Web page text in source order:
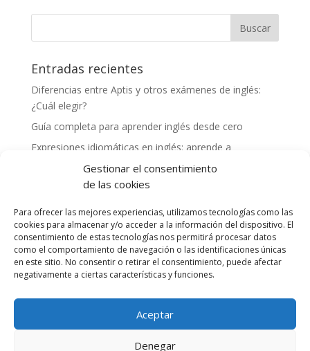
Gestionar el consentimiento
de las cookies
Para ofrecer las mejores experiencias, utilizamos tecnologías como las
cookies para almacenar y/o acceder a la información del dispositivo. El
consentimiento de estas tecnologías nos permitirá procesar datos
como el comportamiento de navegación o las identificaciones únicas
en este sitio. No consentir o retirar el consentimiento, puede afectar
negativamente a ciertas características y funciones.
Aceptar
Denegar
Entradas recientes
Diferencias entre Aptis y otros exámenes de inglés:
¿Cuál elegir?
Guía completa para aprender inglés desde cero
Expresiones idiomáticas en inglés: aprende a
comunicarte como un nativo
Cómo mejorar tu vocabulario en inglés: consejos y
Experiencias exitosas de profesores preparando a
alumnos para el examen Aptis
Comentarios recientes